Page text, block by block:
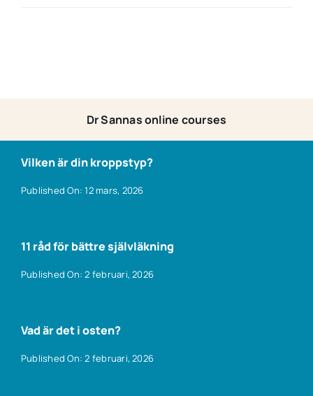
Dr Sannas online courses
Vilken är din kroppstyp?
Published On: 12 mars, 2026
11 råd för bättre självläkning
Published On: 2 februari, 2026
Vad är det i osten?
Published On: 2 februari, 2026